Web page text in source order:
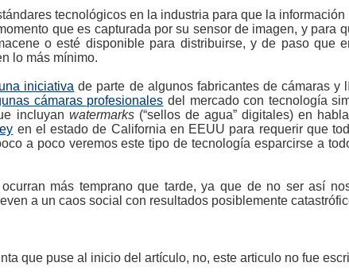
tecnológicos en la industria para que la
que es capturada por su sensor de imagen, y para
o esté disponible para distribuirse, y de paso que
lo más mínimo.
iniciativa de parte de algunos fabricantes de cámaras y
cámaras profesionales del mercado con tecnología
incluyan watermarks(“sellos de agua” digitales) en
en el estado de California en EEUU para requerir que
a poco veremos este tipo de tecnología esparcirse a
más temprano que tarde, ya que de no ser así
a un caos social con resultados posiblemente
que puse al inicio del artículo, no, este articulo no fue